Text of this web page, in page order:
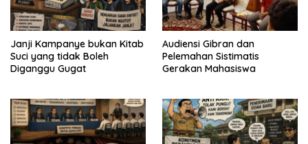
Janji Kampanye bukan Kitab
Suci yang tidak Boleh
Diganggu Gugat
Audiensi Gibran dan
Pelemahan Sistimatis
Gerakan Mahasiswa